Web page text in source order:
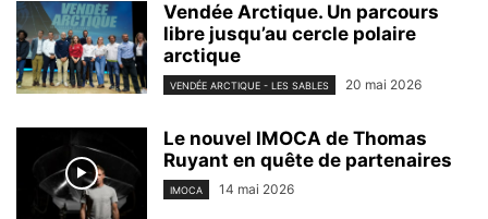
Vendée Arctique. Un parcours
libre jusqu’au cercle polaire
arctique
VENDÉE ARCTIQUE - LES SABLES 20 mai 2026
Le nouvel IMOCA de Thomas
Ruyant en quête de partenaires
IMOCA 14 mai 2026